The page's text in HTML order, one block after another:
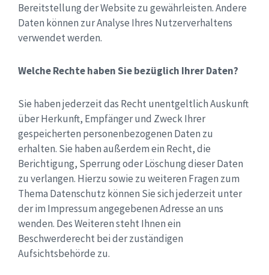
Bereitstellung der Website zu gewährleisten. Andere
Daten können zur Analyse Ihres Nutzerverhaltens
verwendet werden.
Welche Rechte haben Sie bezüglich Ihrer Daten?
Sie haben jederzeit das Recht unentgeltlich Auskunft
über Herkunft, Empfänger und Zweck Ihrer
gespeicherten personenbezogenen Daten zu
erhalten. Sie haben außerdem ein Recht, die
Berichtigung, Sperrung oder Löschung dieser Daten
zu verlangen. Hierzu sowie zu weiteren Fragen zum
Thema Datenschutz können Sie sich jederzeit unter
der im Impressum angegebenen Adresse an uns
wenden. Des Weiteren steht Ihnen ein
Beschwerderecht bei der zuständigen
Aufsichtsbehörde zu.